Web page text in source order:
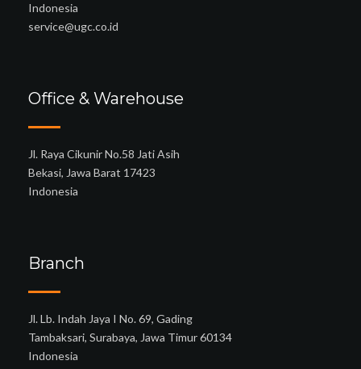
Indonesia
service@ugc.co.id
Office & Warehouse
Jl. Raya Cikunir No.58 Jati Asih
Bekasi, Jawa Barat 17423
Indonesia
Branch
Jl. Lb. Indah Jaya I No. 69, Gading
Tambaksari, Surabaya, Jawa Timur 60134
Indonesia